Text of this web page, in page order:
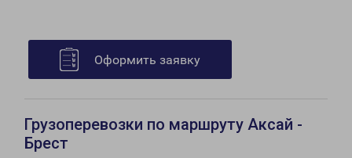
Оформить заявку
Грузоперевозки по маршруту Аксай -
Брест